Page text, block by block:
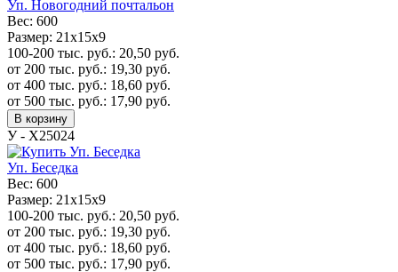
Уп. Новогодний почтальон
Вес: 600
Размер: 21х15х9
100-200 тыс. руб.: 20,50 руб.
от 200 тыс. руб.: 19,30 руб.
от 400 тыс. руб.: 18,60 руб.
от 500 тыс. руб.: 17,90 руб.
В корзину
У - Х25024
Уп. Беседка
Вес: 600
Размер: 21х15х9
100-200 тыс. руб.: 20,50 руб.
от 200 тыс. руб.: 19,30 руб.
от 400 тыс. руб.: 18,60 руб.
от 500 тыс. руб.: 17,90 руб.